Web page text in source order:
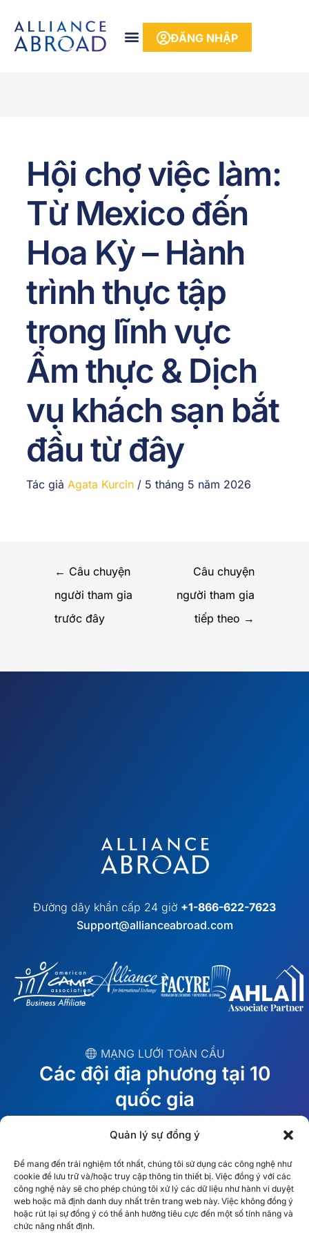
Quản lý sự đồng ý
Để mang đến trải nghiệm tốt nhất, chúng tôi sử dụng các công nghệ như
cookie để lưu trữ và/hoặc truy cập thông tin thiết bị. Việc đồng ý với các
công nghệ này sẽ cho phép chúng tôi xử lý các dữ liệu như hành vi duyệt
web hoặc mã định danh duy nhất trên trang web này. Việc không đồng ý
hoặc rút lại sự đồng ý có thể ảnh hưởng tiêu cực đến một số tính năng và
chức năng nhất định.
nội
dung
ĐĂNG NHẬP
Hội chợ việc làm:
Từ Mexico đến
Hoa Kỳ – Hành
trình thực tập
trong lĩnh vực
Ẩm thực & Dịch
vụ khách sạn bắt
đầu từ đây
Tác giảAgata Kurcin / 5 tháng 5 năm 2026
← Câu chuyện
người tham gia
trước đây
Câu chuyện
người tham gia
tiếp theo →
Đường dây khẩn cấp 24 giờ +1-866-622-7623
Support@allianceabroad.com
︎ MẠNG LƯỚI TOÀN CẦU
Các đội địa phương tại 10
quốc gia
Dubai
México
España
Ireland
Ba Lan
Úc